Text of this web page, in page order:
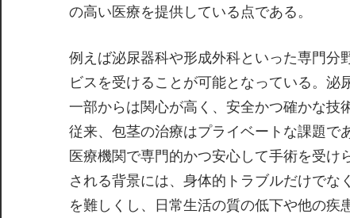
の高い医療を提供している点である。
例えば泌尿器科や形成外科といった専門
ビスを受けることが可能となっている。
一部からは関心が高く、安全かつ確かな技
従来、包茎の治療はプライベートな課題
医療機関で専門的かつ安心して手術を受け
される背景には、身体的トラブルだけで
を難しくし、日常生活の質の低下や他の